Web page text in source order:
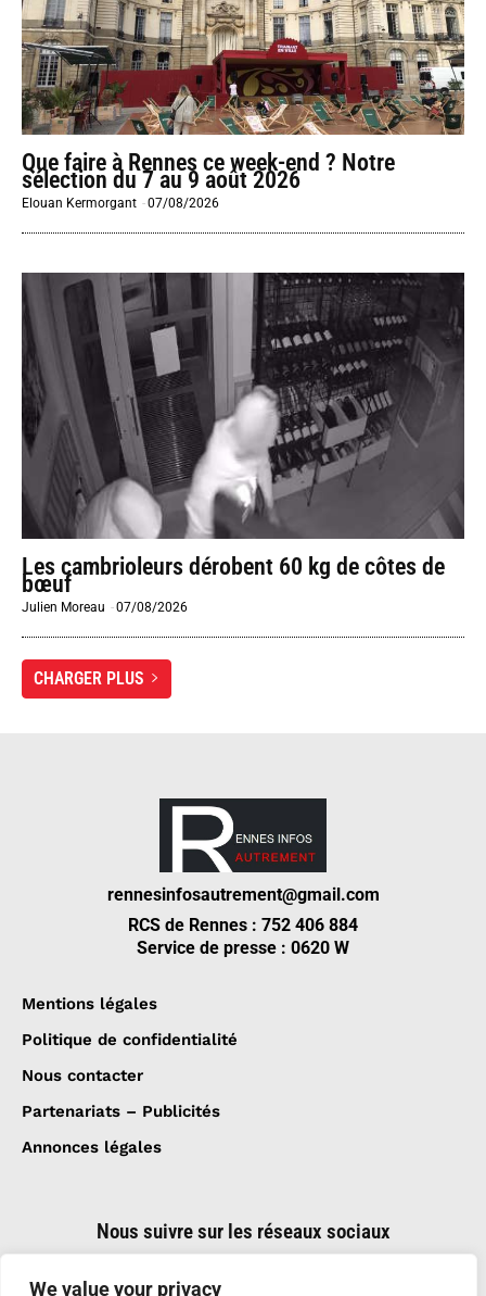
We value your privacy
Que faire à Rennes ce week-end ? Notre
sélection du 7 au 9 août 2026
Elouan Kermorgant -07/08/2026
Les cambrioleurs dérobent 60 kg de côtes de
bœuf
Julien Moreau -07/08/2026
CHARGER PLUS
rennesinfosautrement@gmail.com
RCS de Rennes : 752 406 884
Service de presse : 0620 W
Mentions légales
Politique de confidentialité
Nous contacter
Partenariats – Publicités
Annonces légales
Nous suivre sur les réseaux sociaux